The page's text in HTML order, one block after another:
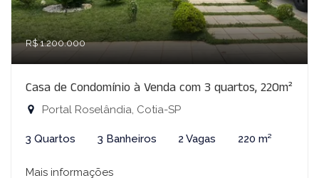
R$ 1.200.000
Casa de Condomínio à Venda com 3 quartos, 220m²
Portal Roselândia, Cotia-SP
3 Quartos 3 Banheiros 2 Vagas 220 m²
Mais informações